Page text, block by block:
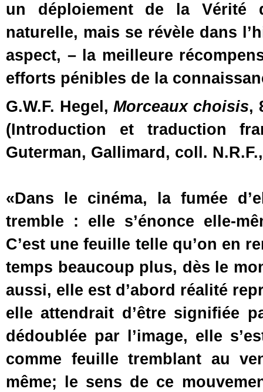
un déploiement de la Vérité
naturelle, mais se révèle dans
aspect, – la meilleure
efforts pénibles de la
G.W.F. Hegel,Morceaux choisis,
(Introduction et traduction
Guterman, Gallimard, coll.
«Dans le cinéma, la fumée
tremble : elle s’énonce elle-
C’est une feuille telle qu’on en
temps beaucoup plus, dès le
aussi, elle est d’abord réalité
elle attendrait d’être signifiée
dédoublée par l’image, elle
comme feuille tremblant au
même; le sens de ce